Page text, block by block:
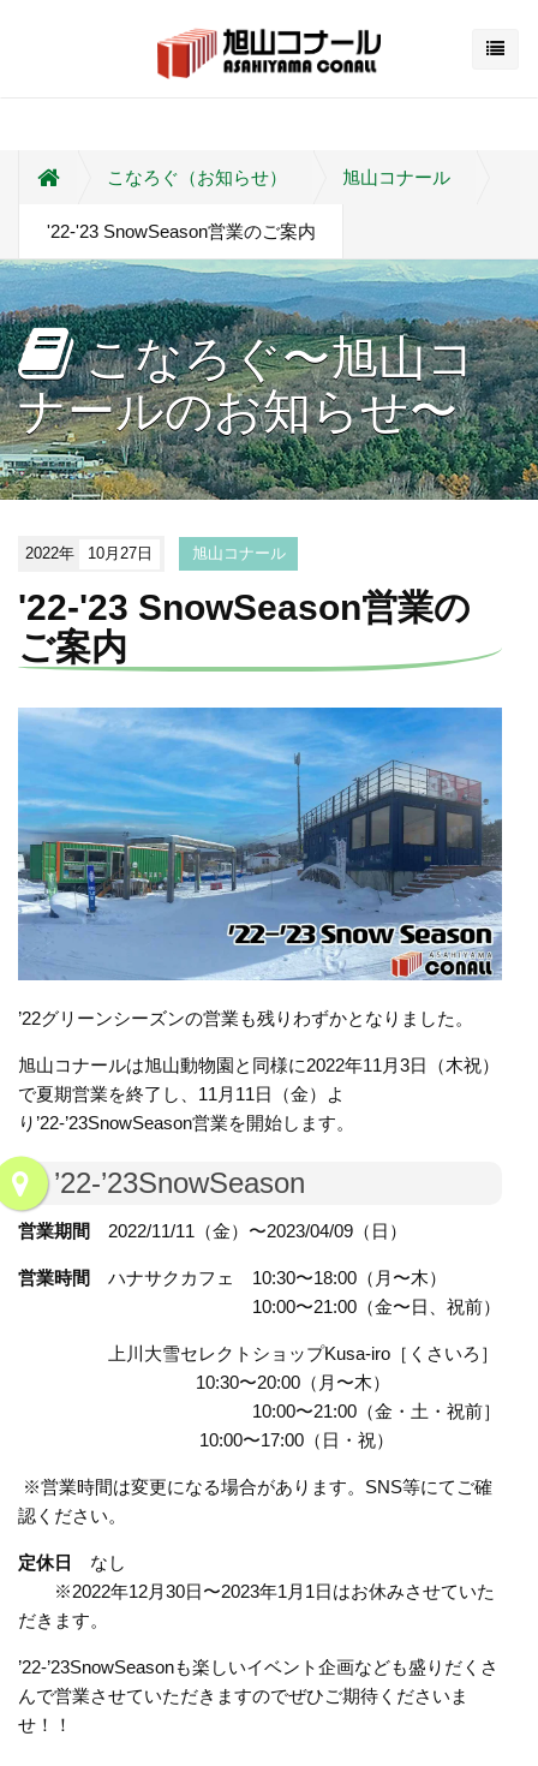
こなろぐ（お知らせ） 旭山コナール
'22-'23 SnowSeason営業のご案内
こなろぐ〜旭山コ
ナールのお知らせ〜
2022年 10月27日 旭山コナール
'22-'23 SnowSeason営業の
ご案内
’22グリーンシーズンの営業も残りわずかとなりました。
旭山コナールは旭山動物園と同様に2022年11月3日（木祝）
で夏期営業を終了し、11月11日（金）よ
り’22-’23SnowSeason営業を開始します。
’22-’23SnowSeason
営業期間 2022/11/11（金）〜2023/04/09（日）
営業時間
ハナサクカフェ 10:30〜18:00（月〜木）
10:00〜21:00（金〜日、祝前）
上川大雪セレクトショップKusa-iro［くさいろ］
10:30〜20:00（月〜木）
10:00〜21:00（金・土・祝前］
10:00〜17:00（日・祝）
※営業時間は変更になる場合があります。SNS等にてご確
認ください。
定休日
なし
※2022年12月30日〜2023年1月1日はお休みさせていた
だきます。
’22-’23SnowSeasonも楽しいイベント企画なども盛りだくさ
んで営業させていただきますのでぜひご期待くださいま
せ！！